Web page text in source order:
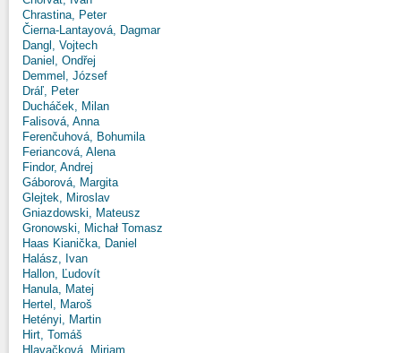
Chrastina, Peter
Čierna-Lantayová, Dagmar
Dangl, Vojtech
Daniel, Ondřej
Demmel, József
Dráľ, Peter
Ducháček, Milan
Falisová, Anna
Ferenčuhová, Bohumila
Feriancová, Alena
Findor, Andrej
Gáborová, Margita
Glejtek, Miroslav
Gniazdowski, Mateusz
Gronowski, Michał Tomasz
Haas Kianička, Daniel
Halász, Ivan
Hallon, Ľudovít
Hanula, Matej
Hertel, Maroš
Hetényi, Martin
Hirt, Tomáš
Hlavačková, Miriam